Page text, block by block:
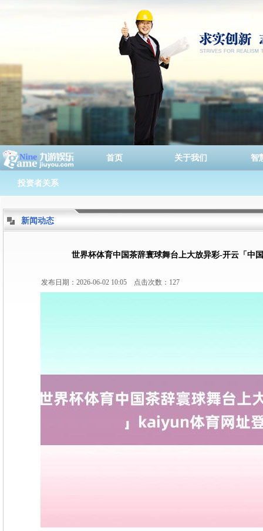
首页 关于我们 智
投资者关系
新闻动态
世界杯体育中国茶辞寰球舞台上大放异彩-开云「中
发布日期：2026-06-02 10:05 点击次数：127